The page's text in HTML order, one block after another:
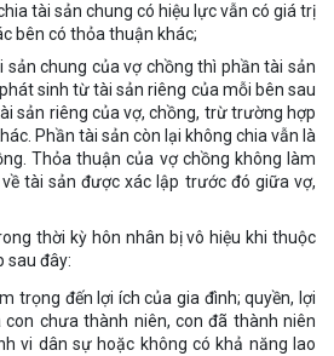
tài sản chung có hiệu lực vẫn có giá trị
bên có thỏa thuận khác;
chung của vợ chồng thì phần tài sản
sinh từ tài sản riêng của mỗi bên sau
sản riêng của vợ, chồng, trừ trường hợp
Phần tài sản còn lại không chia vẫn là
Thỏa thuận của vợ chồng không làm
tài sản được xác lập trước đó giữa vợ,
thời kỳ hôn nhân bị vô hiệu khi thuộc
sau đây:
trọng đến lợi ích của gia đình; quyền, lợi
con chưa thành niên, con đã thành niên
vi dân sự hoặc không có khả năng lao